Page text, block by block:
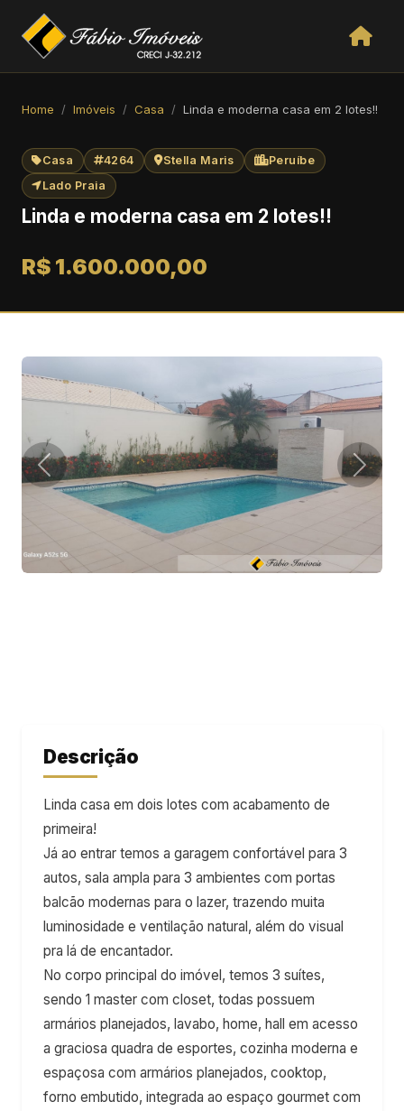
Home Imóveis Casa Linda e moderna casa em 2 lotes!!
Casa 4264 Stella Maris
Peruíbe
Lado Praia
Linda e moderna casa em 2 lotes!!
R$ 1.600.000,00
Descrição
Linda casa em dois lotes com acabamento de
primeira!
Já ao entrar temos a garagem confortável para 3
autos, sala ampla para 3 ambientes com portas
balcão modernas para o lazer, trazendo muita
luminosidade e ventilação natural, além do visual
pra lá de encantador.
No corpo principal do imóvel, temos 3 suítes,
sendo 1 master com closet, todas possuem
armários planejados, lavabo, home, hall em acesso
a graciosa quadra de esportes, cozinha moderna e
espaçosa com armários planejados, cooktop,
forno embutido, integrada ao espaço gourmet com